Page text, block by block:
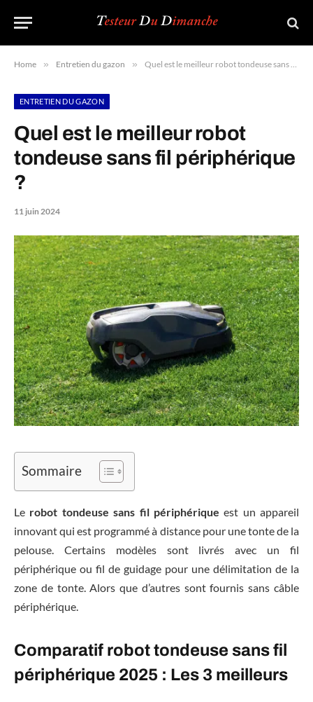
Home » Entretien du gazon » Quel est le meilleur robot tondeuse sans fil périphérique ?
ENTRETIEN DU GAZON
Quel est le meilleur robot
tondeuse sans fil périphérique
?
11 juin 2024
Sommaire
Le robot tondeuse sans fil périphérique est un appareil
innovant qui est programmé à distance pour une tonte de la
pelouse. Certains modèles sont livrés avec un fil
périphérique ou fil de guidage pour une délimitation de la
zone de tonte. Alors que d’autres sont fournis sans câble
périphérique.
Comparatif robot tondeuse sans fil
périphérique 2025 : Les 3 meilleurs